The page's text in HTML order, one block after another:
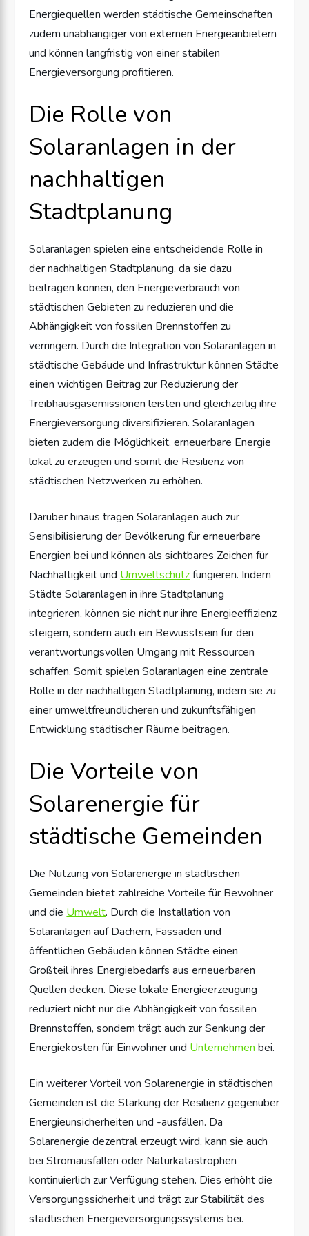
Energiequellen werden städtische Gemeinschaften
zudem unabhängiger von externen Energieanbietern
und können langfristig von einer stabilen
Energieversorgung profitieren.
Die Rolle von
Solaranlagen in der
nachhaltigen
Stadtplanung
Solaranlagen spielen eine entscheidende Rolle in
der nachhaltigen Stadtplanung, da sie dazu
beitragen können, den Energieverbrauch von
städtischen Gebieten zu reduzieren und die
Abhängigkeit von fossilen Brennstoffen zu
verringern. Durch die Integration von Solaranlagen in
städtische Gebäude und Infrastruktur können Städte
einen wichtigen Beitrag zur Reduzierung der
Treibhausgasemissionen leisten und gleichzeitig ihre
Energieversorgung diversifizieren. Solaranlagen
bieten zudem die Möglichkeit, erneuerbare Energie
lokal zu erzeugen und somit die Resilienz von
städtischen Netzwerken zu erhöhen.
Darüber hinaus tragen Solaranlagen auch zur
Sensibilisierung der Bevölkerung für erneuerbare
Energien bei und können als sichtbares Zeichen für
Nachhaltigkeit und Umweltschutzfungieren. Indem
Städte Solaranlagen in ihre Stadtplanung
integrieren, können sie nicht nur ihre Energieeffizienz
steigern, sondern auch ein Bewusstsein für den
verantwortungsvollen Umgang mit Ressourcen
schaffen. Somit spielen Solaranlagen eine zentrale
Rolle in der nachhaltigen Stadtplanung, indem sie zu
einer umweltfreundlicheren und zukunftsfähigen
Entwicklung städtischer Räume beitragen.
Die Vorteile von
Solarenergie für
städtische Gemeinden
Die Nutzung von Solarenergie in städtischen
Gemeinden bietet zahlreiche Vorteile für Bewohner
und die Umwelt. Durch die Installation von
Solaranlagen auf Dächern, Fassaden und
öffentlichen Gebäuden können Städte einen
Großteil ihres Energiebedarfs aus erneuerbaren
Quellen decken. Diese lokale Energieerzeugung
reduziert nicht nur die Abhängigkeit von fossilen
Brennstoffen, sondern trägt auch zur Senkung der
Energiekosten für Einwohner und Unternehmen bei.
Ein weiterer Vorteil von Solarenergie in städtischen
Gemeinden ist die Stärkung der Resilienz gegenüber
Energieunsicherheiten und -ausfällen. Da
Solarenergie dezentral erzeugt wird, kann sie auch
bei Stromausfällen oder Naturkatastrophen
kontinuierlich zur Verfügung stehen. Dies erhöht die
Versorgungssicherheit und trägt zur Stabilität des
städtischen Energieversorgungssystems bei.